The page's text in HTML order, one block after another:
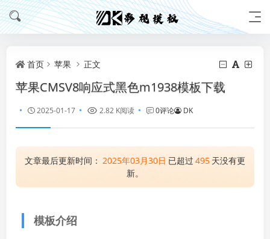
首页 苹果 正文
苹果CMSV8响应式黑色m1938模板下载
2025-01-17 2.82 K阅读 0评论 DK
文章最后更新时间： 2025年03月30日 已超过 495 天没有更
新。
模板介绍